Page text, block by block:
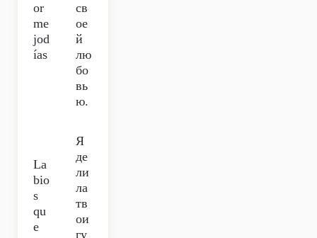
or
me
jod
ías
св
ое
й
лю
бо
вь
ю.
La
bio
s
qu
е
Я
де
ли
ла
тв
ои
гу